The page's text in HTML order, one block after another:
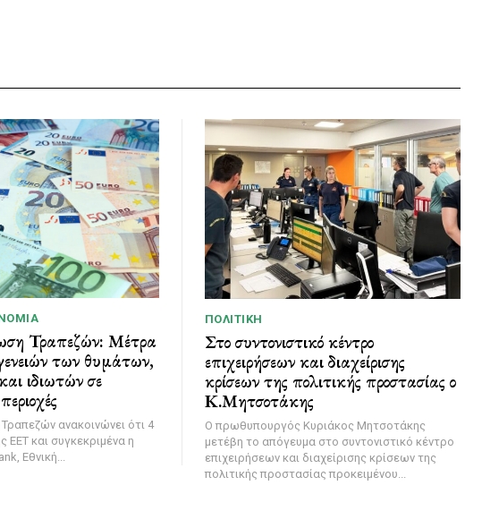
Τραπεζών: Μέτρα
των θυμάτων,
ιδιωτών σε
ανακοινώνει ότι 4
ΕΕΤ και συγκεκριμένα η
Εθνική...
ΠΟΛΙΤΙΚΉ
Στο συντονιστικό κέντρο
επιχειρήσεων και διαχείρισης
κρίσεων της πολιτικής προστασίας ο
Κ.Μητσοτάκης
Ο πρωθυπουργός Κυριάκος Μητσοτάκης
μετέβη το απόγευμα στο συντονιστικό κέντρο
επιχειρήσεων και διαχείρισης κρίσεων της
πολιτικής προστασίας προκειμένου...